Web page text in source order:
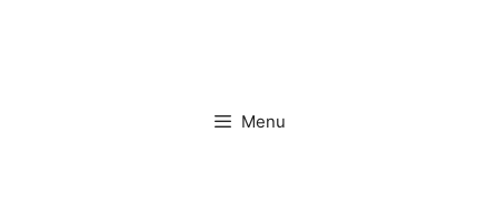
Menu